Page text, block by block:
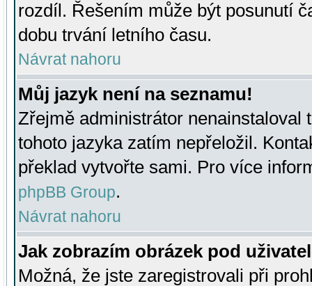
rozdíl. Řešením může být posunutí
dobu trvání letního času.
Návrat nahoru
Můj jazyk není na seznamu!
Zřejmě administrátor nenainstaloval
tohoto jazyka zatím nepřeložil.
překlad vytvořte sami. Pro více
phpBB Group.
Návrat nahoru
Jak zobrazím obrázek pod
Možná, že jste zaregistrovali při